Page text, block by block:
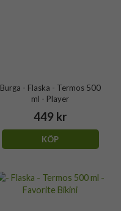
Burga - Flaska - Termos 500
ml - Player
449 kr
KÖP